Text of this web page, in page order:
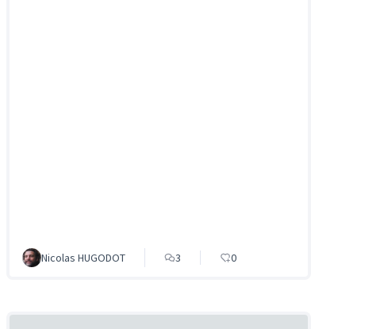
Nicolas HUGODOT 3 0